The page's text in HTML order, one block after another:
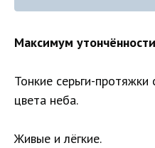
Максимум
Тонкие серьги-
цвета неба.
Живые и лёгкие.